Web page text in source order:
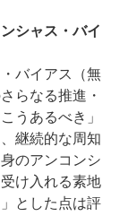
シャス・バイ
バイアス（無
らなる推進・
うあるべき」
継続的な周知
のアンコンシ
け入れる素地
とした点は評